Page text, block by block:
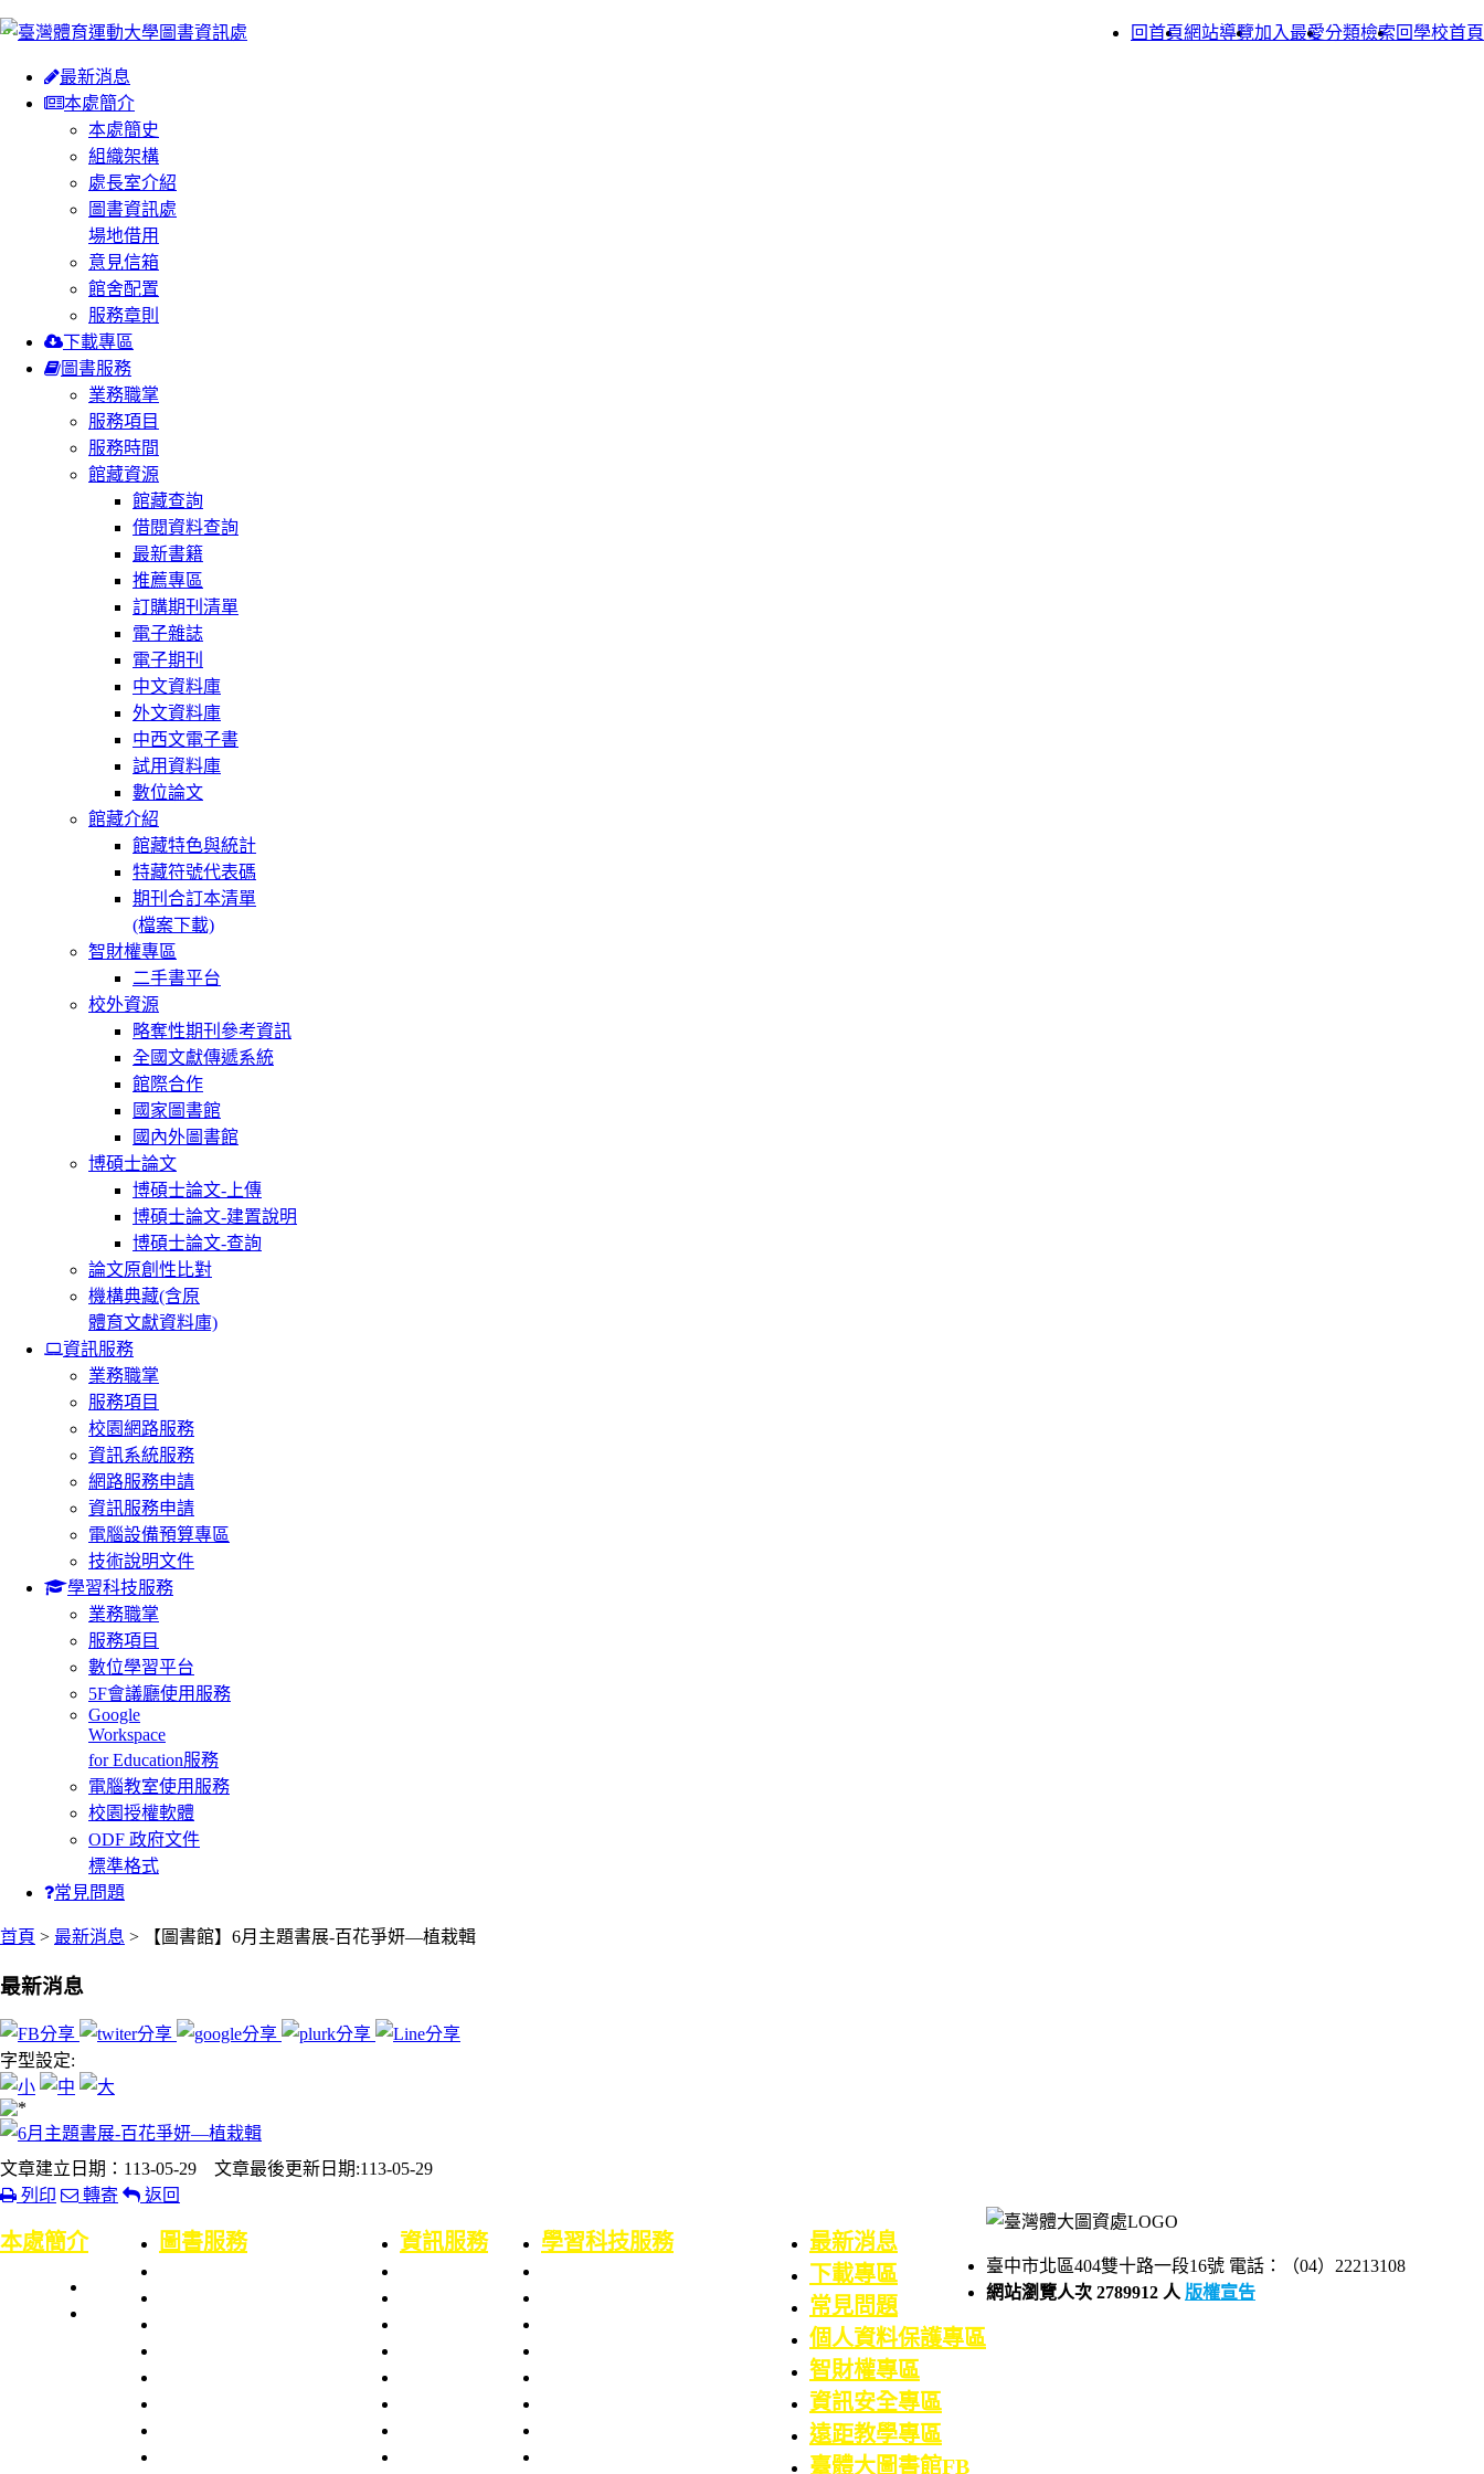
::: 回學校首頁
分類檢索
加入最愛
網站導覽
回首頁
最新消息
本處簡介
本處簡史
組織架構
處長室介紹
圖書資訊處
場地借用
意見信箱
館舍配置
服務章則
下載專區
圖書服務
業務職掌
服務項目
服務時間
館藏資源
館藏查詢
借閱資料查詢
最新書籍
推薦專區
訂購期刊清單
電子雜誌
電子期刊
中文資料庫
外文資料庫
中西文電子書
試用資料庫
數位論文
館藏介紹
館藏特色與統計
特藏符號代表碼
期刊合訂本清單
(檔案下載)
智財權專區
二手書平台
校外資源
略奪性期刊參考資訊
全國文獻傳遞系統
館際合作
國家圖書館
國內外圖書館
博碩士論文
博碩士論文-上傳
博碩士論文-建置說明
博碩士論文-查詢
論文原創性比對
機構典藏(含原
體育文獻資料庫)
資訊服務
業務職掌
服務項目
校園網路服務
資訊系統服務
網路服務申請
資訊服務申請
電腦設備預算專區
技術說明文件
學習科技服務
業務職掌
服務項目
數位學習平台
5F會議廳使用服務
Google
Workspace
for Education服務
電腦教室使用服務
校園授權軟體
ODF 政府文件
標準格式
常見問題
:::
首頁 > 最新消息 > 【圖書館】6月主題書展-百花爭妍—植栽輯
最新消息
字型設定:
文章建立日期：113-05-29 文章最後更新日期:113-05-29
列印
轉寄
返回
本處簡介 圖書服務 資訊服務
電腦設備預算專區
學習科技服務
Google Workspace for Education服務
最新消息
下載專區
常見問題
個人資料保護專區
智財權專區
資訊安全專區
遠距教學專區
臺體大圖書館FB
臺中市北區404雙十路一段16號 電話：（04）22213108
網站瀏覽人次 2789912 人 版權宣告